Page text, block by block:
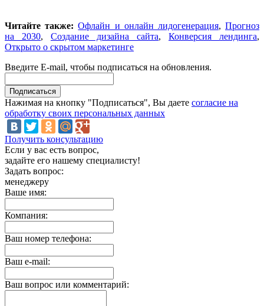
Читайте также: Офлайн и онлайн лидогенерация,Прогноз
на 2030, Создание дизайна сайта, Конверсия лендинга,
Открыто о скрытом маркетинге
Введите E-mail, чтобы подписаться на обновления.
Нажимая на кнопку "Подписаться", Вы даете согласие на
обработку своих персональных данных
Получить консультацию
Если у вас есть вопрос,
задайте его нашему специалисту!
Задать вопрос:
менеджеру
Ваше имя:
Компания:
Ваш номер телефона:
Ваш e-mail:
Ваш вопрос или комментарий: